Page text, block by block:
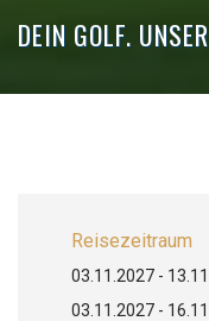
DEIN GOLF.
Reisezeitraum
03.11.2027 -
03.11.2027 -